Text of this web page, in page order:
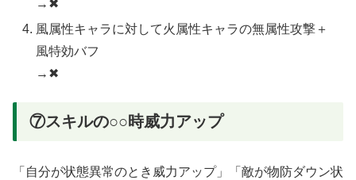
→✖
風属性キャラに対して火属性キャラの無属性攻撃＋
風特効バフ
→✖
⑦スキルの○○時威力アップ
「自分が状態異常のとき威力アップ」「敵が物防ダウン状